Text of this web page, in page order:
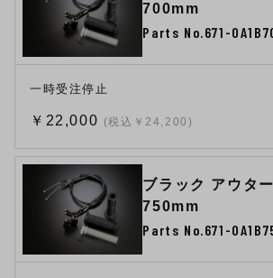
700mm
Parts No.671-
一時受注停止
￥22,000 (税込￥24,200)
ブラック アウタ
750mm
Parts No.671-